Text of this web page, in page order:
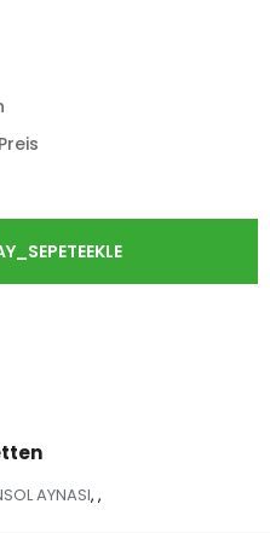
AYNASI, ,